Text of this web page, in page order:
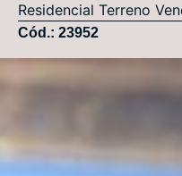
Residencial Terreno
Cód.: 23952